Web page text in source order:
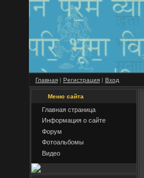
Главная | Регистрация | Вход
Меню сайта
Главная страница
Информация о сайте
Форум
Фотоальбомы
Видео